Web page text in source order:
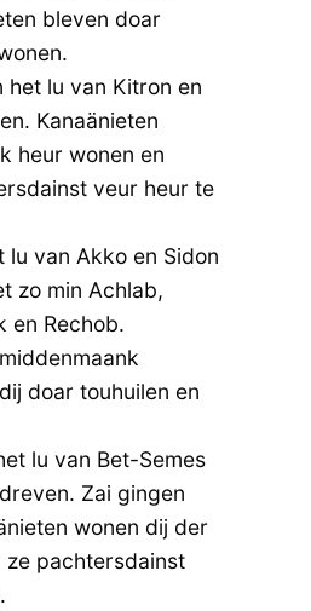
bleven doar
het lu van Kitron en
Kanaänieten
heur wonen en
veur heur te
lu van Akko en Sidon
zo min Achlab,
en Rechob.
doar touhuilen en
lu van Bet-Semes
Zai gingen
wonen dij der
ze pachtersdainst